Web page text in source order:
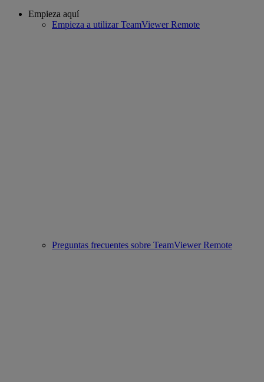
Empieza aquí
Empieza a utilizar TeamViewer Remote
Preguntas frecuentes sobre TeamViewer Remote